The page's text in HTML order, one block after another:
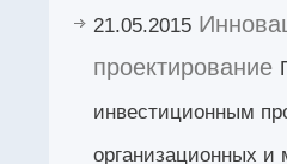
21.05.2015
проектирование
инвестиционным
организационных и